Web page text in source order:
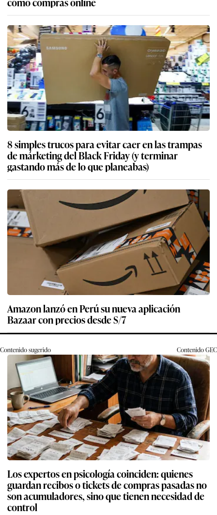
8 simples trucos para evitar caer en las trampas
de márketing del Black Friday (y terminar
gastando más de lo que planeabas)
Amazon lanzó en Perú su nueva aplicación
Bazaar con precios desde S/7
Contenido sugerido ContenidoGEC
Los expertos en psicología coinciden: quienes
guardan recibos o tickets de compras pasadas no
son acumuladores, sino que tienen necesidad de
control